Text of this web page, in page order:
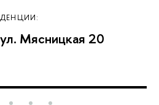
Мясницкая 20